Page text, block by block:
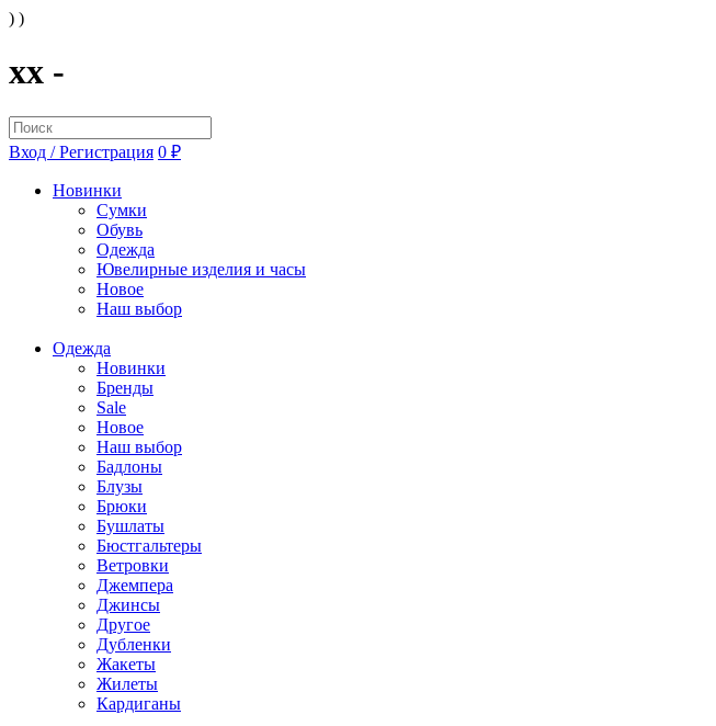
) )
xx -
Вход / Регистрация 0 ₽
Новинки
Сумки
Обувь
Одежда
Ювелирные изделия и часы
Новое
Наш выбор
Одежда
Новинки
Бренды
Sale
Новое
Наш выбор
Бадлоны
Блузы
Брюки
Бушлаты
Бюстгальтеры
Ветровки
Джемпера
Джинсы
Другое
Дубленки
Жакеты
Жилеты
Кардиганы